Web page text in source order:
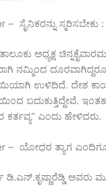
– ಸೈನಿಕರನ್ನು ಸ್ಮರಿಸಬೇಕು
ಅಧ್ಯಕ್ಷ
ನಮ್ಮಿಂದ
ಉಳಿದಿದೆ. ದೇಶ
ಬದುಕುತ್ತಿದ್ದೇವೆ. ಇಂತಹ
ಕರ್ತವ್ಯ” ಎಂದು ಹೇಳಿದರು.
– ಯೋಧರ ತ್ಯಾಗ ಎಂದಿಗೂ
ಡಿ.ಎನ್.ಕೃಷ್ಣಾರೆಡ್ಡಿ ಅವರು